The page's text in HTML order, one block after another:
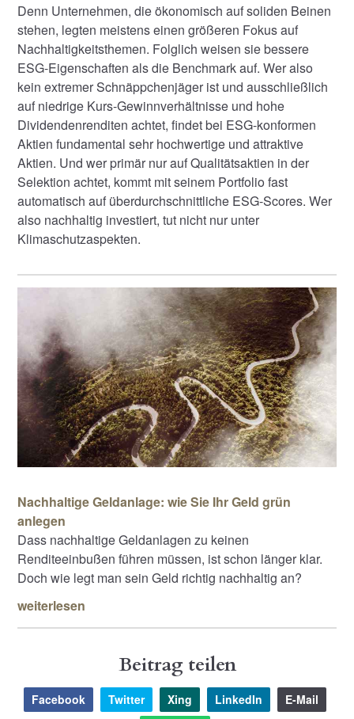
Denn Unternehmen, die ökonomisch auf soliden Beinen
stehen, legten meistens einen größeren Fokus auf
Nachhaltigkeitsthemen. Folglich weisen sie bessere
ESG-Eigenschaften als die Benchmark auf. Wer also
kein extremer Schnäppchenjäger ist und ausschließlich
auf niedrige Kurs-Gewinnverhältnisse und hohe
Dividendenrenditen achtet, findet bei ESG-konformen
Aktien fundamental sehr hochwertige und attraktive
Aktien. Und wer primär nur auf Qualitätsaktien in der
Selektion achtet, kommt mit seinem Portfolio fast
automatisch auf überdurchschnittliche ESG-Scores. Wer
also nachhaltig investiert, tut nicht nur unter
Klimaschutzaspekten.
Nachhaltige Geldanlage: wie Sie Ihr Geld grün
anlegen
Dass nachhaltige Geldanlagen zu keinen
Renditeeinbußen führen müssen, ist schon länger klar.
Doch wie legt man sein Geld richtig nachhaltig an?
weiterlesen
Beitrag teilen
Facebook Twitter Xing LinkedIn
E-Mail